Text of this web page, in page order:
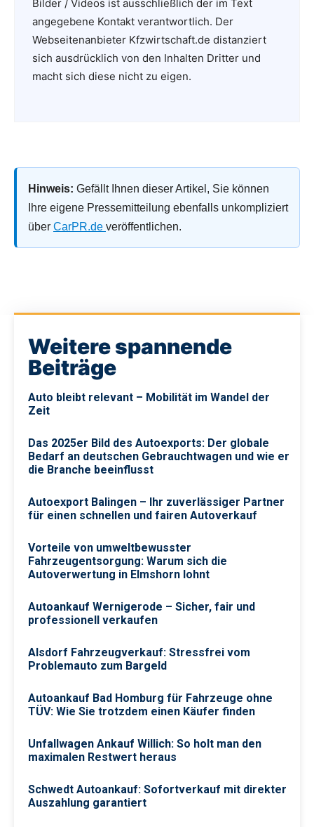
Bilder / Videos ist ausschließlich der im Text
angegebene Kontakt verantwortlich. Der
Webseitenanbieter Kfzwirtschaft.de distanziert
sich ausdrücklich von den Inhalten Dritter und
macht sich diese nicht zu eigen.
Hinweis: Gefällt Ihnen dieser Artikel, Sie können
Ihre eigene Pressemitteilung ebenfalls unkompliziert
über CarPR.de veröffentlichen.
Weitere spannende
Beiträge
Auto bleibt relevant – Mobilität im Wandel der
Zeit
Das 2025er Bild des Autoexports: Der globale
Bedarf an deutschen Gebrauchtwagen und wie er
die Branche beeinflusst
Autoexport Balingen – Ihr zuverlässiger Partner
für einen schnellen und fairen Autoverkauf
Vorteile von umweltbewusster
Fahrzeugentsorgung: Warum sich die
Autoverwertung in Elmshorn lohnt
Autoankauf Wernigerode – Sicher, fair und
professionell verkaufen
Alsdorf Fahrzeugverkauf: Stressfrei vom
Problemauto zum Bargeld
Autoankauf Bad Homburg für Fahrzeuge ohne
TÜV: Wie Sie trotzdem einen Käufer finden
Unfallwagen Ankauf Willich: So holt man den
maximalen Restwert heraus
Schwedt Autoankauf: Sofortverkauf mit direkter
Auszahlung garantiert